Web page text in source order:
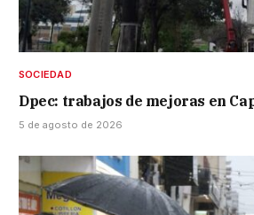
SOCIEDAD
Dpec: trabajos de mejoras en
5 de agosto de 2026